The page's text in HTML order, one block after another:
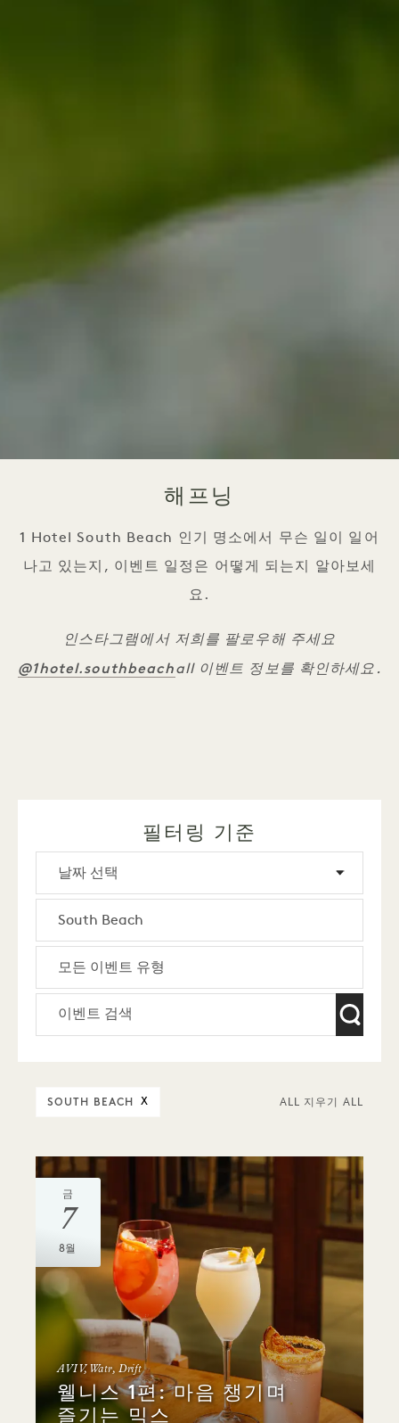
해프닝
1 Hotel South Beach 인기 명소에서 무슨 일이 일어
나고 있는지, 이벤트 일정은 어떻게 되는지 알아보세
요.
인스타그램에서 저희를 팔로우해 주세요
@1hotel.southbeachall 이벤트 정보를 확인하세요.
필터링 기준
SOUTH BEACH X ALL 지우기 ALL
금
7
8월
AVIV, Watr, Drift
웰니스 1편: 마음 챙기며
즐기는 믹스